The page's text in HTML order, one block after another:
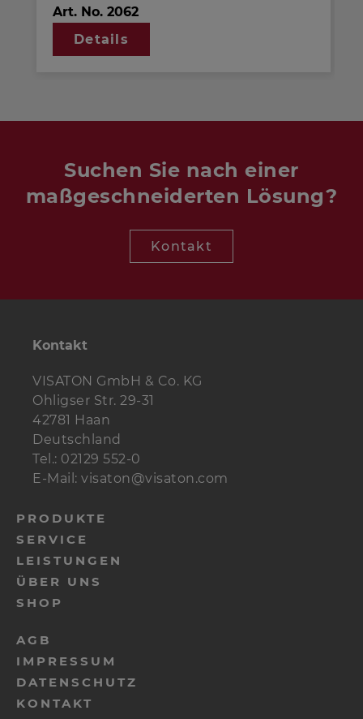
Metall. Zierring aus schwarzem Kunststoff.
Auf Anfrage auch in anderen Farben
lackiert erhältlich.
Art. No. 2062
Details
Suchen Sie nach einer
maßgeschneiderten Lösung?
Kontakt
Kontakt
VISATON GmbH & Co. KG
Ohligser Str. 29-31
42781 Haan
Deutschland
Tel.: 02129 552-0
E-Mail: visaton@visaton.com
PRODUKTE
SERVICE
LEISTUNGEN
ÜBER UNS
SHOP
AGB
IMPRESSUM
DATENSCHUTZ
KONTAKT